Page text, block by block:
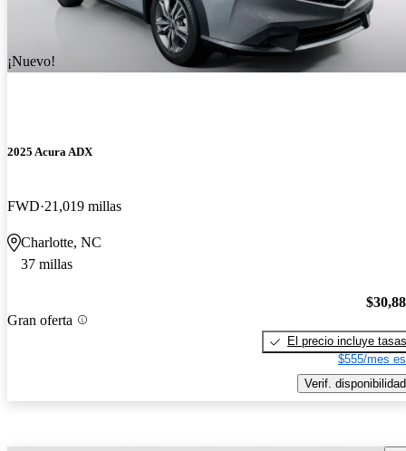
¡Nuevo!
2025 Acura ADX
FWD 21,019 millas
Charlotte, NC
37 millas
Gran oferta
El precio incluye tasas
$555/mes
Verif. disponibilidad